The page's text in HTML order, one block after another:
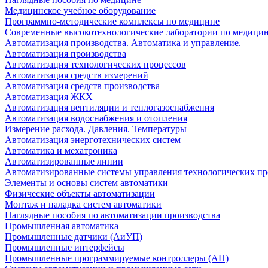
Медицинское учебное оборудование
Программно-методические комплексы по медицине
Современные высокотехнологические лаборатории по
Автоматизация производства. Автоматика и управление.
Автоматизация производства
Автоматизация технологических процессов
Автоматизация средств измерений
Автоматизация средств производства
Автоматизация ЖКХ
Автоматизация вентиляции и теплогазоснабжения
Автоматизация водоснабжения и отопления
Измерение расхода. Давления. Температуры
Автоматизация энерготехнических систем
Автоматика и мехатроника
Автоматизированные линии
Автоматизированные системы управления технологических
Элементы и основы систем автоматики
Физические объекты автоматизации
Монтаж и наладка систем автоматики
Наглядные пособия по автоматизации производства
Промышленная автоматика
Промышленные датчики (АиУП)
Промышленные интерфейсы
Промышленные программируемые контроллеры (АП)